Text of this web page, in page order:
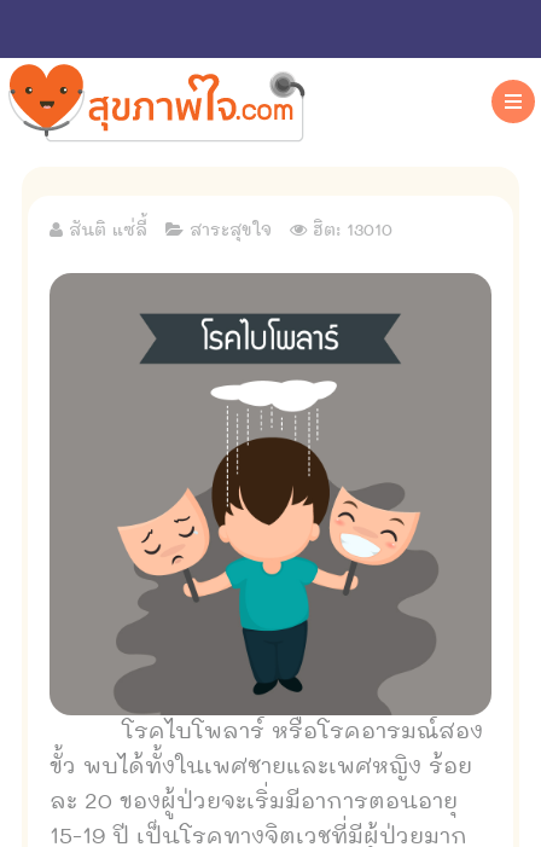
สันติ แซ่ลี้ สาระสุขใจ ฮิต: 13010
โรคไบโพลาร์ หรือโรคอารมณ์สอง
ขั้ว พบได้ทั้งในเพศชายและเพศหญิง ร้อย
ละ 20 ของผู้ป่วยจะเริ่มมีอาการตอนอายุ
15-19 ปี เป็นโรคทางจิตเวชที่มีผู้ป่วยมาก